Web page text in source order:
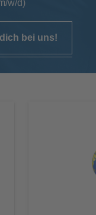
w/d)
bei uns!